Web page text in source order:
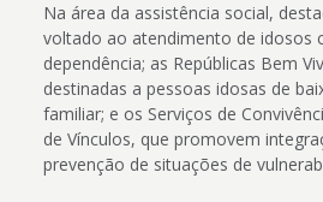
Na área da assistência social,
voltado ao atendimento de idosos
dependência; as Repúblicas Bem
destinadas a pessoas idosas de
familiar; e os Serviços de
de Vínculos, que promovem
prevenção de situações de